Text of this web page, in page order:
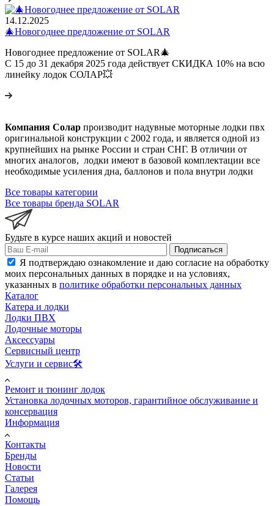
14.12.2025
🎄Новогоднее предложение от SOLAR
Новогоднее предложение от SOLAR🎄
С 15 до 31 декабря 2025 года действует СКИДКА 10% на всю
линейку лодок СОЛАР💥
Компания Солар производит надувные моторные лодки пвх
оригинальной конструкции с 2002 года, и является одной из
крупнейших на рынке России и стран СНГ. В отличии от
многих аналогов, лодки имеют в базовой комплектации все
необходимые усиления дна, баллонов и пола внутри лодки
Все товары категории
Все товары бренда SOLAR
Будьте в курсе наших акций и новостей
Подписаться
Я подтверждаю ознакомление и даю согласие на обработку
моих персональных данных в порядке и на условиях,
указанных в политике обработки персональных данных
Каталог
Катера и лодки
Лодки ПВХ
Лодочные моторы
Аксессуары
Сервисный центр
Услуги и сервис🛠️
Ремонт и тюнинг лодок
Установка лодочных моторов, гарантийное обслуживание и
консервация
Информация
Контакты
Бренды
Новости
Статьи
Галерея
Помощь